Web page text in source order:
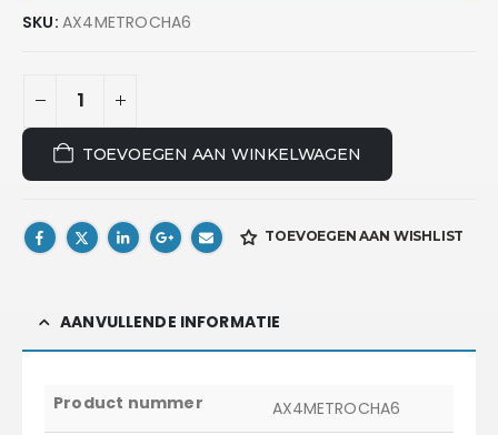
SKU: AX4METROCHA6
TOEVOEGEN AAN WINKELWAGEN
TOEVOEGEN AAN WISHLIST
AANVULLENDE INFORMATIE
Product nummer
AX4METROCHA6